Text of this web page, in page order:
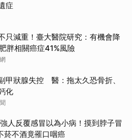
症
只減重！臺大醫院研究：有機會降
胖相關癌症41%風險
甲狀腺失控 醫：拖太久恐骨折、
化
人反覆感冒以為小病！摸到脖子冒
菸不酒竟罹口咽癌